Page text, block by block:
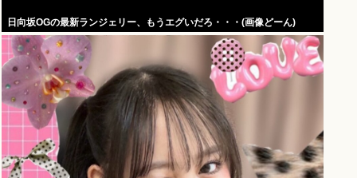
日向坂OGの最新ランジェリー、もうエグいだろ・・・(画像どーん)